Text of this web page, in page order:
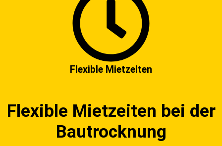
Flexible Mietzeiten
Flexible Mietzeiten bei der
Bautrocknung